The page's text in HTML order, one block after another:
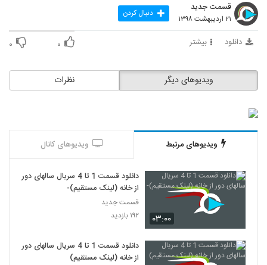
قسمت جدید
۲۱ اردیبهشت ۱۳۹۸ دنبال کردن
دانلود بیشتر ۰ ۰
نظرات ویدیوهای دیگر
ویدیوهای مرتبط ویدیوهای کانال
۰۳:۰۰
دانلود قسمت 1 تا 4 سریال سالهای دور
از خانه (لینک مستقیم)-
قسمت جدید
۱۹۲ بازدید
دانلود قسمت 1 تا 4 سریال سالهای دور
از خانه (لینک مستقیم)